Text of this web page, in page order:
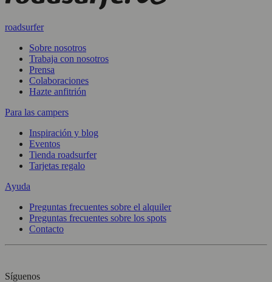
roadsurfer
Sobre nosotros
Trabaja con nosotros
Prensa
Colaboraciones
Hazte anfitrión
Para las campers
Inspiración y blog
Eventos
Tienda roadsurfer
Tarjetas regalo
Ayuda
Preguntas frecuentes sobre el alquiler
Preguntas frecuentes sobre los spots
Contacto
Síguenos